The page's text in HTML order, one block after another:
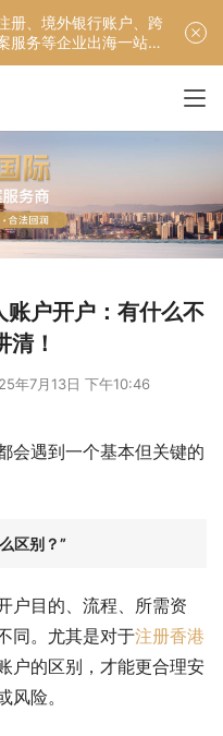
册、境外银行账户、跨
服务等企业出海一站式
户开户：有什么不
清！
年7月13日 下午10:46
会遇到一个基本但关键的
区别？”
户目的、流程、所需资
同。尤其是对于注册香港
户的区别，才能更合理安
险。